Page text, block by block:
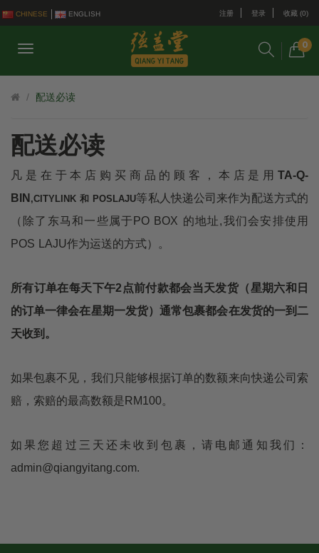
CHINESE ENGLISH 注册 登录 收藏 (0)
0
配送必读
配送必读
凡是在于本店购买商品的顾客，本店是用 TA-Q-
BIN ,CITYLINK 和 POSLAJU等私人快递公司来作为配送方式的
（除了东马和一些属于PO BOX 的地址,我们会安排使用
POS LAJU作为运送的方式）。
所有订单在每天下午2点前付款都会当天发货（星期六和日
的订单一律会在星期一发货）通常包裹都会在发货的一到二
天收到。
如果包裹不见，我们只能够根据订单的数额来向快递公司索
赔，索赔的最高数额是RM100。
如果您超过三天还未收到包裹，请电邮通知我们：
admin@qiangyitang.com.